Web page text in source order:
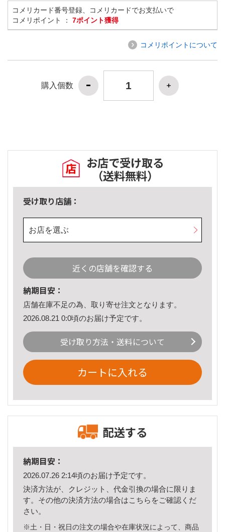
コメリカード番号登録、コメリカードでお支払いで
コメリポイント ： 7ポイント獲得
コメリポイントについて
購入個数
お店で受け取る
（送料無料）
受け取り店舗：
お店を選ぶ
近くの店舗を確認する
納期目安：
店舗在庫不足の為、取り寄せ注文となります。
2026.08.21 0:0頃のお届け予定です。
受け取り方法・送料について
カートに入れる
配送する
納期目安：
2026.07.26 2:14頃のお届け予定です。
決済方法が、クレジット、代金引換の場合に限りま
す。その他の決済方法の場合はこちら をご確認くだ
さい。
※土・日・祝日の注文の場合や在庫状況によって、商品